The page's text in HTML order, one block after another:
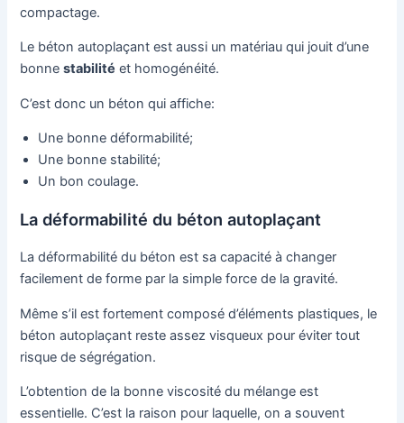
compactage.
Le béton autoplaçant est aussi un matériau qui jouit d’une
bonnestabilité et homogénéité.
C’est donc un béton qui affiche:
Une bonne déformabilité;
Une bonne stabilité;
Un bon coulage.
La déformabilité du béton autoplaçant
La déformabilité du béton est sa capacité à changer
facilement de forme par la simple force de la gravité.
Même s’il est fortement composé d’éléments plastiques, le
béton autoplaçant reste assez visqueux pour éviter tout
risque de ségrégation.
L’obtention de la bonne viscosité du mélange est
essentielle. C’est la raison pour laquelle, on a souvent